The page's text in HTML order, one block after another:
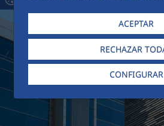
ACEPTAR
RECHAZAR
CONFIGURAR